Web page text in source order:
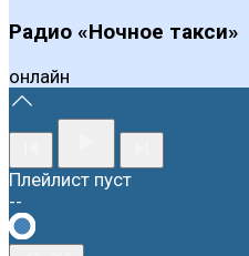
Радио «Ночное такси»
онлайн
Плейлист пуст
--